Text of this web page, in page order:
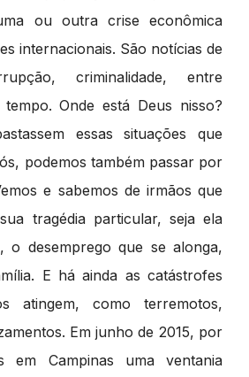
ou outra crise econômica
internacionais. São notícias de
criminalidade, entre
Onde está Deus nisso?
essas situações que
podemos também passar por
e sabemos de irmãos que
tragédia particular, seja ela
o desemprego que se alonga,
E há ainda as catástrofes
atingem, como terremotos,
Em junho de 2015, por
em Campinas uma ventania